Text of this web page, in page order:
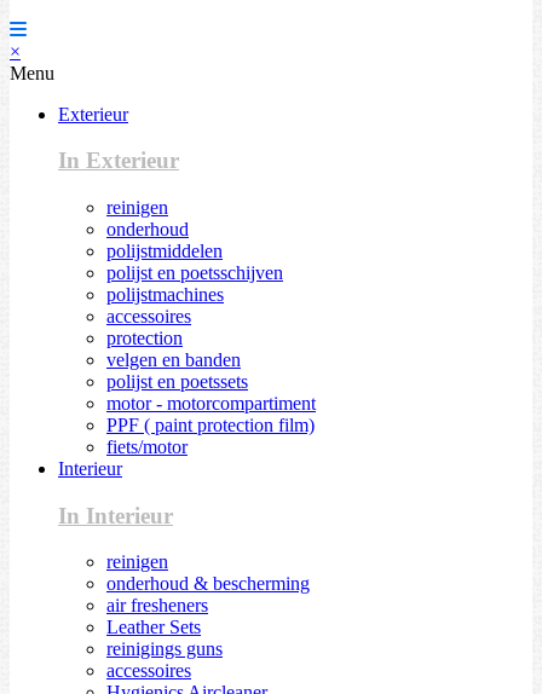
×
Menu
Exterieur
In Exterieur
reinigen
onderhoud
polijstmiddelen
polijst en poetsschijven
polijstmachines
accessoires
protection
velgen en banden
polijst en poetssets
motor - motorcompartiment
PPF ( paint protection film)
fiets/motor
Interieur
In Interieur
reinigen
onderhoud & bescherming
air fresheners
Leather Sets
reinigings guns
accessoires